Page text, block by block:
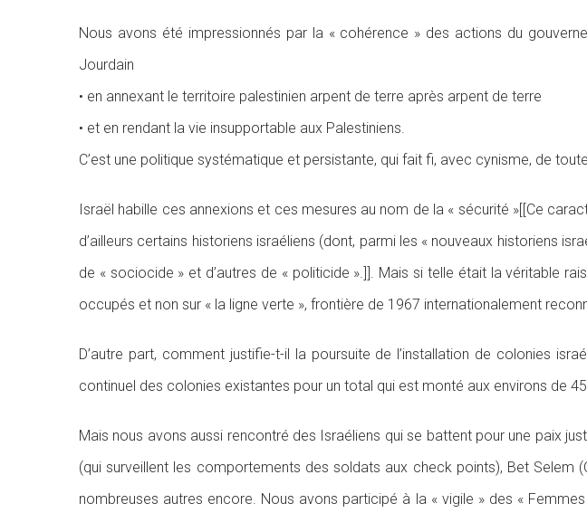
Nous avons été impressionnés par la « cohérence » des actions du
Jourdain
• en annexant le territoire palestinien arpent de terre après arpent de terre
• et en rendant la vie insupportable aux Palestiniens.
C’est une politique systématique et persistante, qui fait fi, avec cynisme, de
Israël habille ces annexions et ces mesures au nom de la « sécurité »[[Ce
d’ailleurs certains historiens israéliens (dont, parmi les « nouveaux historiens
de « sociocide » et d’autres de « politicide ».]]. Mais si telle était la véritable
occupés et non sur « la ligne verte », frontière de 1967 internationalement
D’autre part, comment justifie-t-il la poursuite de l’installation de colonies
continuel des colonies existantes pour un total qui est monté aux environs de
Mais nous avons aussi rencontré des Israéliens qui se battent pour une paix
(qui surveillent les comportements des soldats aux check points), Bet Selem
nombreuses autres encore. Nous avons participé à la « vigile » des «